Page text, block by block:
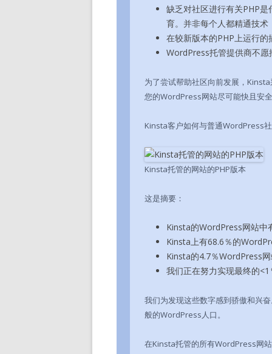
缺乏对社区进行有关PHP
育。并非每个人都精通技术
在较新版本的PHP上运行
WordPress托管提供商不
为了尝试帮助社区向前发展，
您的WordPress网站尽可能快且安
Kinsta客户如何与普通WordPress
Kinsta托管的网站的PHP版本
这是摘要：
Kinsta的WordPress网站中
Kinsta上有68.6％的
Kinsta的4.7％WordPress
我们正在努力实现最终的<1
我们为发现这些数字感到骄傲和兴
般的WordPress人口。
在Kinsta托管的所有WordPress网